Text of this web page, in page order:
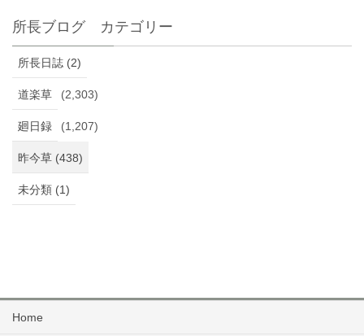
所長ブログ カテゴリー
所長日誌 (2)
道楽草 (2,303)
廻日録 (1,207)
昨今草 (438)
未分類 (1)
Home